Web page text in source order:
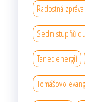
Radostná
Sedm stupňů
Tanec energií
Tomášovo